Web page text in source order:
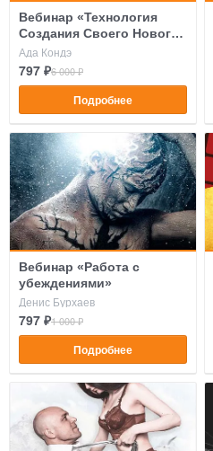
Вебинар «Технология
Создания Своего Нового
Я»
Ада Кондэ
797 ₽6 000 ₽
Подробнее
Вебинар «Работа с
убеждениями»
Денис Бурхаев
797 ₽1 000 ₽
Подробнее